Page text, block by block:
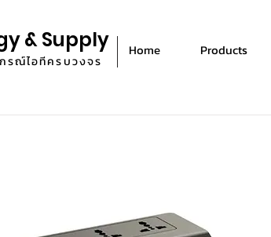
& Supply
รณ์ไอทีครบวงจร
Home Products